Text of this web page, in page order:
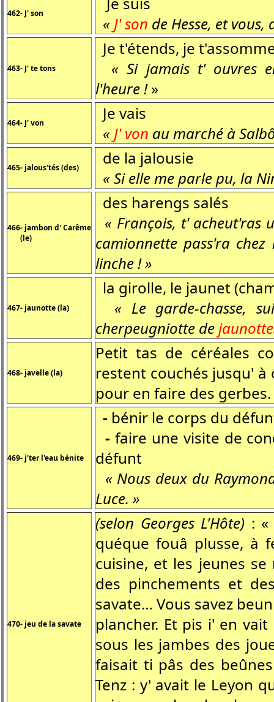
462- J' son
« J' son de Hesse, et
463- J' te tons
Je t'étends, je
« Si jamais t' ouvres
l'heure !»
464- J' von
Je vais
« J' von au marché à
465- jalous'tés (des)
de la jalousie
« Si elle me parle pu, la
466- jambon d' Carême
(le)
des harengs salés
« François, t' acheut'ras
camionnette pass'ra
linche ! »
467- jaunotte (la)
la girolle, le jaunet
« Le garde-chasse,
cherpeugniotte de
468- javelle (la)
Petit tas de céréales
restent couchés jusqu'
pour en faire des gerbes.
469- j'ter l'eau bénite
- bénir le corps du
- faire une visite de
défunt
« Nous deux du
Luce. »
470- jeu de la savate
(selon Georges L'Hôte) :
quéque fouâ plusse, à
cuisine, et les jeunes
des pinchements et
savate… Vous savez
plancher. Et pis i' en
sous les jambes des
faisait ti pâs des
Tenz : y' avait le Leyon